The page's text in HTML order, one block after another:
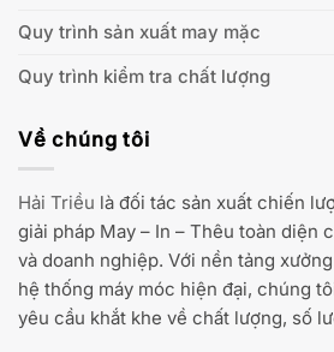
Quy trình sản xuất may mặc
Quy trình kiểm tra chất lượng
Về chúng tôi
Hải Triều là đối tác sản xuất chiến
giải pháp May – In – Thêu toàn diện
và doanh nghiệp. Với nền tảng
hệ thống máy móc hiện đại, chúng
yêu cầu khắt khe về chất lượng, số